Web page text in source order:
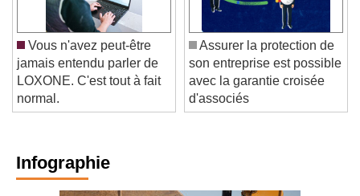
Vous n'avez peut-être
jamais entendu parler de
LOXONE. C'est tout à fait
normal.
Assurer la protection de
son entreprise est possible
avec la garantie croisée
d'associés
Infographie